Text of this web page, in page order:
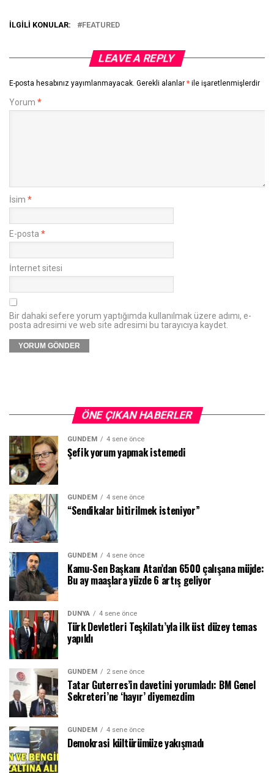
İLGILI KONULAR: FEATURED
LEAVE A REPLY
E-posta hesabınız yayımlanmayacak. Gerekli alanlar * ile işaretlenmişlerdir
Yorum *
İsim *
E-posta *
İnternet sitesi
Bir dahaki sefere yorum yaptığımda kullanılmak üzere adımı, e-
posta adresimi ve web site adresimi bu tarayıcıya kaydet.
ÖNE ÇIKAN HABERLER
GÜNDEM 4 sene önce
Şefik yorum yapmak istemedi
GÜNDEM 4 sene önce
“Sendikalar bitirilmek isteniyor”
GÜNDEM 4 sene önce
Kamu-Sen Başkanı Atan’dan 6500 çalışana müjde:
Bu ay maaşlara yüzde 6 artış geliyor
DÜNYA 4 sene önce
Türk Devletleri Teşkilatı’yla ilk üst düzey temas
yapıldı
GÜNDEM 2 sene önce
Tatar Guterres’in davetini yorumladı: BM Genel
Sekreteri’ne ‘hayır’ diyemezdim
GÜNDEM 4 sene önce
Demokrasi kültürümüze yakışmadı